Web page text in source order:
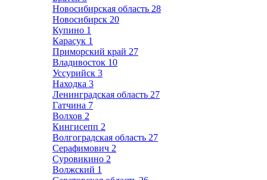
Новосибирская область 28
Новосибирск 20
Купино 1
Карасук 1
Приморский край 27
Владивосток 10
Уссурийск 3
Находка 3
Ленинградская область 27
Гатчина 7
Волхов 2
Кингисепп 2
Волгоградская область 27
Серафимович 2
Суровикино 2
Волжский 1